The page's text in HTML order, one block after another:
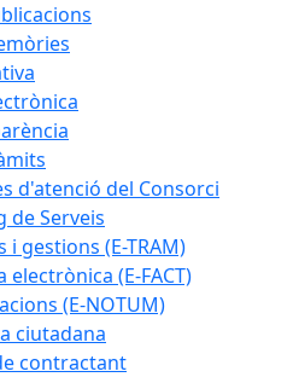
d'atenció del Consorci
de Serveis
i gestions (E-TRAM)
electrònica (E-FACT)
(E-NOTUM)
ciutadana
contractant